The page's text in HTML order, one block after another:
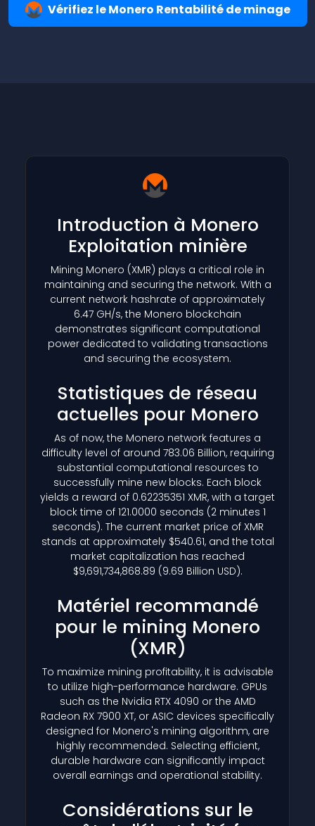
Vérifiez le Monero Rentabilité de minage
Introduction à Monero
Exploitation minière
Mining Monero (XMR) plays a critical role in
maintaining and securing the network. With a
current network hashrate of approximately
6.47 GH/s, the Monero blockchain
demonstrates significant computational
power dedicated to validating transactions
and securing the ecosystem.
Statistiques de réseau
actuelles pour Monero
As of now, the Monero network features a
difficulty level of around 783.06 Billion, requiring
substantial computational resources to
successfully mine new blocks. Each block
yields a reward of 0.62235351 XMR, with a target
block time of 121.0000 seconds (2 minutes 1
seconds). The current market price of XMR
stands at approximately $540.61, and the total
market capitalization has reached
$9,691,734,868.89 (9.69 Billion USD).
Matériel recommandé
pour le mining Monero
(XMR)
To maximize mining profitability, it is advisable
to utilize high-performance hardware. GPUs
such as the Nvidia RTX 4090 or the AMD
Radeon RX 7900 XT, or ASIC devices specifically
designed for Monero's mining algorithm, are
highly recommended. Selecting efficient,
durable hardware can significantly impact
overall earnings and operational stability.
Considérations sur le